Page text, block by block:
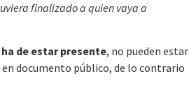
finalizado a quien vaya a
de estar presente, no pueden estar
documento público, de lo contrario